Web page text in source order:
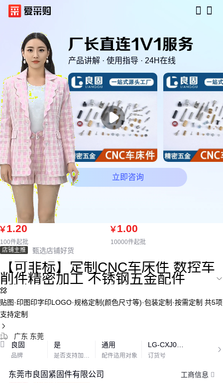
产品讲解 · 使用指导 · 24H在线

立即咨询
1.20
100件起批
￥1.00
10000件起批
店铺主推
甄选店铺好货
【可非标】定制CNC车床件 数控车
削件精密加工 不锈钢五金配件
1人想买

贴图·印图印字印LOGO·规格定制(颜色尺寸等)·包装定制·按需定制 共5项
支持定制

广东 东莞
良固
品牌
是
是否支持加工定制
通用
配件适用对象 订货号

东莞市良固紧固件有限公司 工商信息